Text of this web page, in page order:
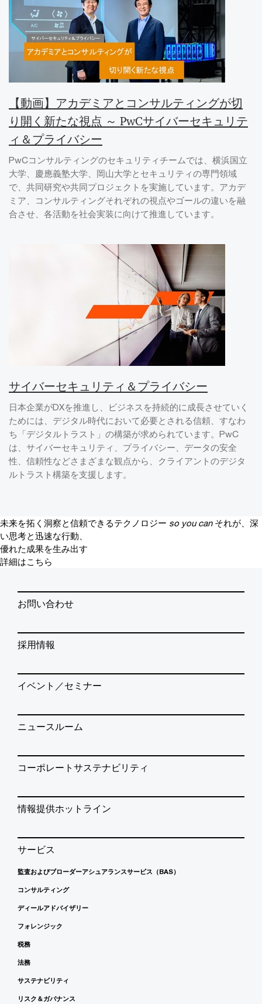
【動画】アカデミアとコンサルティングが切
り開く新たな視点 ～ PwCサイバーセキュリテ
ィ＆プライバシー
PwCコンサルティングのセキュリティチームでは、横浜国立
大学、慶應義塾大学、岡山大学とセキュリティの専門領域
で、共同研究や共同プロジェクトを実施しています。アカデ
ミア、コンサルティングそれぞれの視点やゴールの違いを融
合させ、各活動を社会実装に向けて推進しています。
サイバーセキュリティ＆プライバシー
日本企業がDXを推進し、ビジネスを持続的に成長させていく
ためには、デジタル時代において必要とされる信頼、すなわ
ち「デジタルトラスト」の構築が求められています。PwC
は、サイバーセキュリティ、プライバシー、データの安全
性、信頼性などさまざまな観点から、クライアントのデジタ
ルトラスト構築を支援します。
未来を拓く洞察と信頼できるテクノロジー so you can それが、深
い思考と迅速な行動、
優れた成果を生み出す
詳細はこちら
お問い合わせ
採用情報
イベント／セミナー
ニュースルーム
コーポレートサステナビリティ
情報提供ホットライン
サービス
監査およびブローダーアシュアランスサービス（BAS）
コンサルティング
ディールアドバイザリー
フォレンジック
税務
法務
サステナビリティ
リスク＆ガバナンス